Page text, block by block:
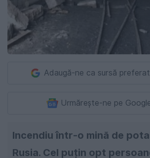
Adaugă-ne ca sursă
Urmărește-ne pe
Incendiu într-o mină de
Rusia. Cel puțin opt